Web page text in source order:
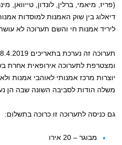
(פריז, מיאמי, ברלין, לונדון, טייוואן,
דיאלוג בין שוק האמנות למוסדות
ליריד אמנות חי והשם תערוכה לא
ומצטרפת לתערוכה אירופאית אחרת
יוצרות מרכז אמנותי לאוהבי אמנות
משלה הודות לסביבה השונה שבה הן
גם כניסה לתערוכה זו כרוכה בתשלום:
מבוגר – 20 אירו